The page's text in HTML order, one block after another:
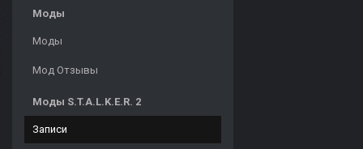
Моды
Моды
Мод Отзывы
Моды S.T.A.L.K.E.R. 2
Записи